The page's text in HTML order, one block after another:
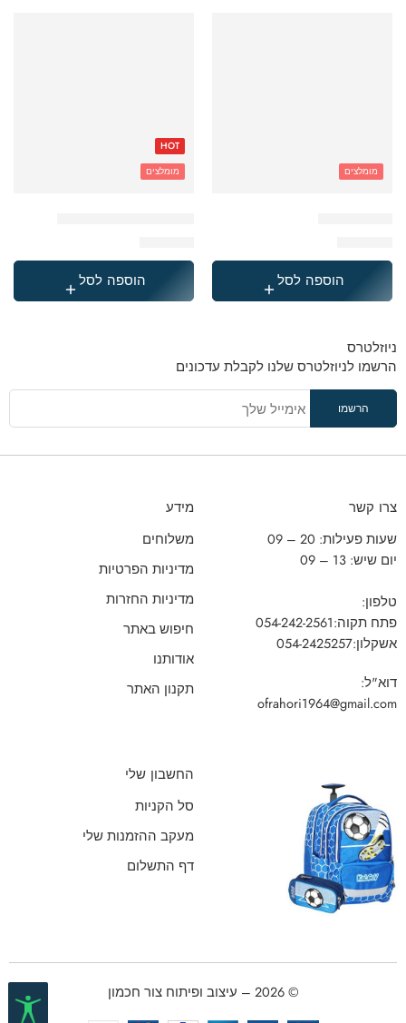
מומלצים
הוספה לסל
HOT
מומלצים
הוספה לסל
ניוזלטרס
הרשמו לניוזלטרס שלנו לקבלת עדכונים
צרו קשר
שעות פעילות: 20 – 09
יום שיש: 13 – 09
טלפון:
פתח תקוה:054-242-2561
אשקלון:054-2425257
דוא"ל:
ofrahori1964@gmail.com
מידע
משלוחים
מדיניות הפרטיות
מדיניות החזרות
חיפוש באתר
אודותנו
תקנון האתר
החשבון שלי
סל הקניות
מעקב ההזמנות שלי
דף התשלום
© 2026 – עיצוב ופיתוח צור חכמון